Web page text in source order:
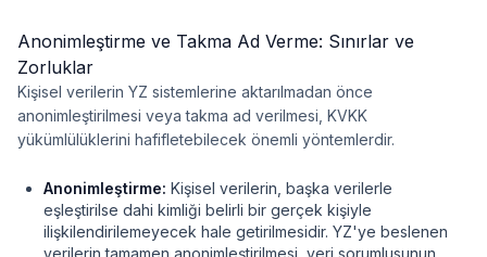
Anonimleştirme ve Takma Ad Verme: Sınırlar ve
Zorluklar
Kişisel verilerin YZ sistemlerine aktarılmadan önce
anonimleştirilmesi veya takma ad verilmesi, KVKK
yükümlülüklerini hafifletebilecek önemli yöntemlerdir.
Anonimleştirme: Kişisel verilerin, başka verilerle
eşleştirilse dahi kimliği belirli bir gerçek kişiyle
ilişkilendirilemeyecek hale getirilmesidir. YZ'ye beslenen
verilerin tamamen anonimleştirilmesi, veri sorumlusunun